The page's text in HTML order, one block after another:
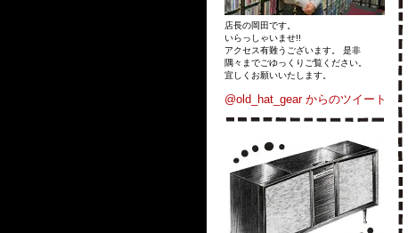
店長の岡田です。
いらっしゃいませ!!
アクセス有難うございます。 是非
隅々までごゆっくりご覧ください。
宜しくお願いいたします。
@old_hat_gear からのツイート